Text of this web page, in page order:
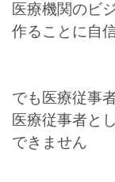
医療機関のビ
作ることに自
でも医療従事
医療従事者と
できません